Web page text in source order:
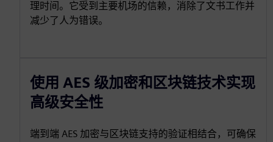
理时间。它受到主要机场的信赖，消除了文书工作并
减少了人为错误。
使用 AES 级加密和区块链技术实现
高级安全性
端到端 AES 加密与区块链支持的验证相结合，可确保